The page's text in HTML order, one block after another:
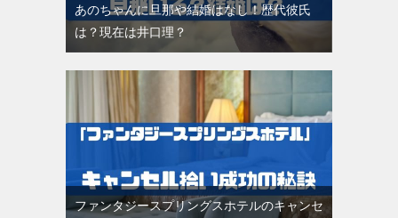
あのちゃんに旦那や結婚はなし！歴代彼氏
は？現在は井口理？
ファンタジースプリングスホテルのキャンセ